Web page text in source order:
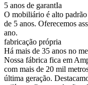
5 anos de garantIa
O mobiliário é alto
de 5 anos. Oferecemos
ano.
fabricação própria
Há mais de 35 anos no
Nossa fábrica fica em
com mais de 20 mil
última geração.